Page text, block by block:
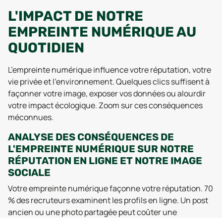
L'IMPACT DE NOTRE
EMPREINTE NUMÉRIQUE AU
QUOTIDIEN
L’empreinte numérique influence votre réputation, votre
vie privée et l’environnement. Quelques clics suffisent à
façonner votre image, exposer vos données ou alourdir
votre impact écologique. Zoom sur ces conséquences
méconnues.
ANALYSE DES CONSÉQUENCES DE
L'EMPREINTE NUMÉRIQUE SUR NOTRE
RÉPUTATION EN LIGNE ET NOTRE IMAGE
SOCIALE
Votre empreinte numérique façonne votre réputation. 70
% des recruteurs examinent les profils en ligne. Un post
ancien ou une photo partagée peut coûter une